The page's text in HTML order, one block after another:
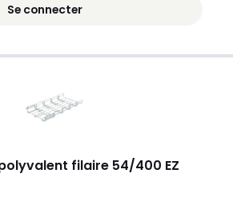
Se connecter
filaire 54/400 EZ